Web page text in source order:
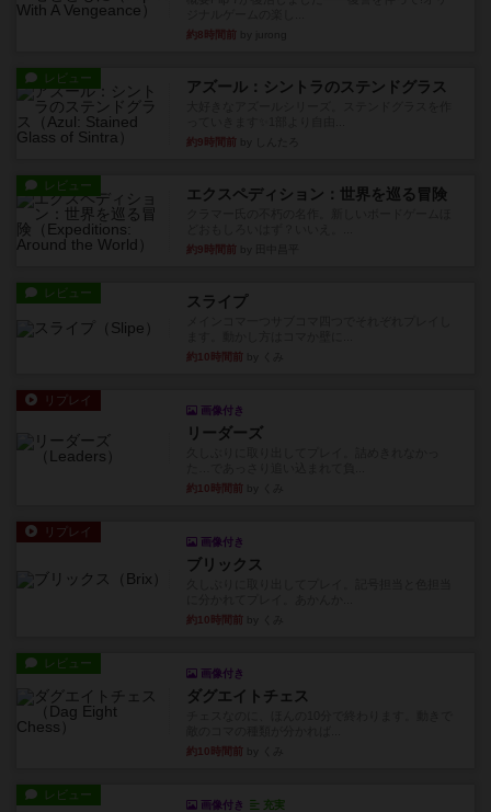
約8時間前
レビュー アズール：シントラのステンドグラス
約9時間前
レビュー エクスペディション：世界を巡る冒険
約9時間前
レビュー スライプ
約10時間前
リプレイ
画像付き
リーダーズ
約10時間前
リプレイ
画像付き
ブリックス
約10時間前
レビュー
画像付き
ダグエイトチェス
約10時間前
レビュー
画像付き 充実